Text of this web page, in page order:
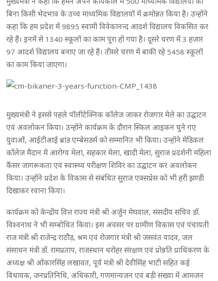
बिना किसी भेदभाव के उच्च माध्यमिक विद्यालयों में क्रमोन्नत किया है। उन्होंने
कहा कि हम प्रदेश में 9895 स्वामी विवेकानन्द आदर्श विद्यालय विकसित कर
रहे हैं। इनमें से 1340 स्कूलों का काम पूरा हो गया है। दूसरे चरण में 3 हजार
97 आदर्श विद्यालय बनाए जा रहे हैं। तीसरे चरण में बाकी रहे 5458 स्कूलों
का काम किया जाएगा।
मुख्यमंत्री ने इससे पहले पॉलीटेक्निक कॉलेज जाकर रोजगार मेले का उद्घाटन
एवं अवलोकन किया। उन्होंने कार्यक्रम के दौरान स्किल आइकन चुने गए
युवाओं, आईटीआई ब्रांड एम्बेसडर्स को सम्मानित भी किया। उन्होंने मेडिकल
कॉलेज मैदान में आरोग्य मेला, सहकार मेला, खादी मेला, सुराज प्रदर्शनी महिला
कैंसर जागरूकता एवं स्वास्थ्य परीक्षण शिविर का उद्घाटन कर अवलोकन
किया। उन्होंने प्रदेश के विकास से संबंधित सुराज एक्सप्रेस को भी हरी झण्डी
दिखाकर रवाना किया।
कार्यक्रम को केन्द्रीय वित्त राज्य मंत्री श्री अर्जुन मेघवाल, संसदीय सचिव डॉ.
विश्वनाथ ने भी सम्बोधित किया। इस अवसर पर ग्रामीण विकास एवं पंचायती
राज मंत्री श्री राजेन्द्र राठौड़, श्रम एवं रोजगार मंत्री श्री जसवंत यादव, जल
संसाधन मंत्री डॉ. रामप्रताप, राजस्थान धरोहर संरक्षण एवं प्रोन्नति प्राधिकरण के
अध्यक्ष श्री ओंकारसिंह लखावत, पूर्व मंत्री श्री देवीसिंह भाटी सहित कई
विधायक, जनप्रतिनिधि, अधिकारी, गणमान्यजन एवं बड़ी संख्या में आमजन